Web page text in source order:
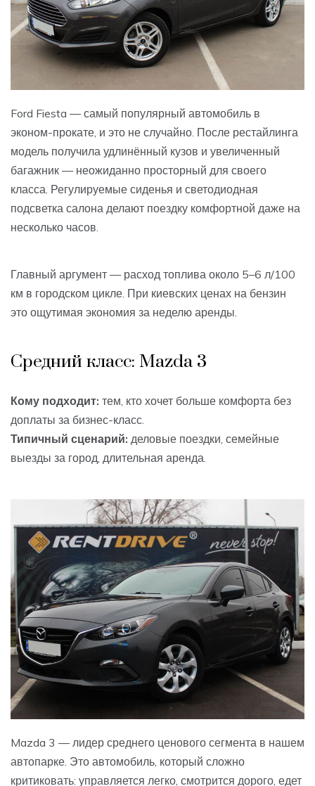
Ford Fiesta — самый популярный автомобиль в
эконом-прокате, и это не случайно. После рестайлинга
модель получила удлинённый кузов и увеличенный
багажник — неожиданно просторный для своего
класса. Регулируемые сиденья и светодиодная
подсветка салона делают поездку комфортной даже на
несколько часов.
Главный аргумент — расход топлива около 5–6 л/100
км в городском цикле. При киевских ценах на бензин
это ощутимая экономия за неделю аренды.
Средний класс: Mazda 3
Кому подходит: тем, кто хочет больше комфорта без
доплаты за бизнес-класс.
Типичный сценарий: деловые поездки, семейные
выезды за город, длительная аренда.
Mazda 3 — лидер среднего ценового сегмента в нашем
автопарке. Это автомобиль, который сложно
критиковать: управляется легко, смотрится дорого, едет